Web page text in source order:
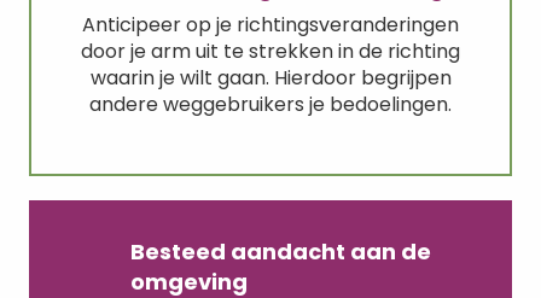
Anticipeer op je richtingsveranderingen
door je arm uit te strekken in de richting
waarin je wilt gaan. Hierdoor begrijpen
andere weggebruikers je bedoelingen.
Besteed aandacht aan de
omgeving